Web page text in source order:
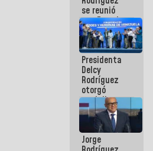
se reunió
con Estado
Mayor
Eléctrico
para
abordar
planes de
acción
Presidenta
Delcy
Rodríguez
otorgó
medalla
"Héroe de
Venezuela"
a servidores
públicos
Jorge